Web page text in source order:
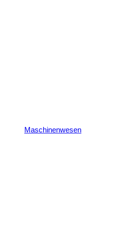
Maschinenwesen